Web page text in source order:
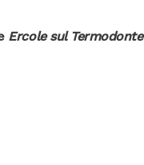
Ercole sul Termodonte